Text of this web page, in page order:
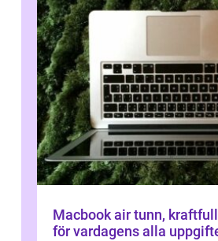
Macbook air tunn, kraftfull och byggd
för vardagens alla